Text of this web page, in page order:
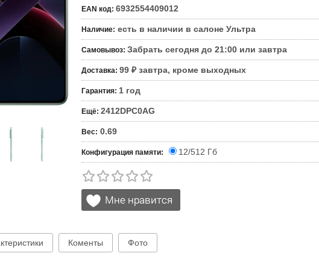
EAN код: 6932554409012
Наличие: есть в наличии в салоне Ультра
Самовывоз: Забрать сегодня до 21:00 или завтра
Доставка: 99 ₽ завтра, кроме выходных
Гарантия: 1 год
Ещё: 2412DPC0AG
Вес: 0.69
Конфигурация памяти: 12/512 Гб
Коменты Фото